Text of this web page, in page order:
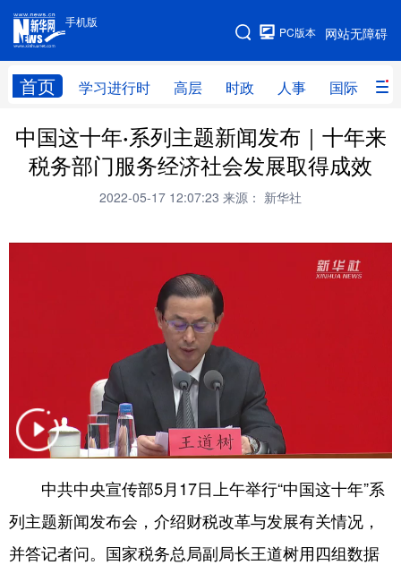
手机版
网站无障碍
PC版本
首页 学习进行时 高层 时政 人事 国际 财
手机版
网站地图
学习进行时 高层 时政 人事
国际 财经 网评 港澳
全球连线
科技 科创 量子 体育
书画
视频
中央文件 金融
人居 信息化
学术中国 乡村振兴 银龄
彩票 娱乐 时尚 悦读
公益 一带一路 亚太网 上市公司
中国这十年·系列主题新闻发布｜十年来
税务部门服务经济社会发展取得成效
2022-05-17 12:07:23 来源： 新华社
中共中央宣传部5月17日上午举行“中国这十年”系
列主题新闻发布会，介绍财税改革与发展有关情况，
并答记者问。国家税务总局副局长王道树用四组数据